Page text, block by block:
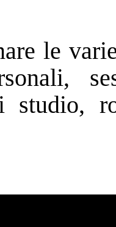
le
studio,